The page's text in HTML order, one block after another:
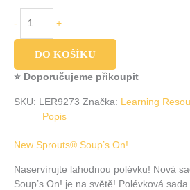
- +
DO KOŠÍKU
⭐ Doporučujeme přikoupit
SKU: LER9273 Značka: Learning
Popis
New Sprouts® Soup’s On!
Naservírujte lahodnou polévku! Nová
Soup’s On! je na světě! Polévková